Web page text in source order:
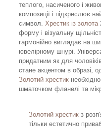
теплого, насиченого і
композиції і підкреслює
символ. Хрестик із золота
форму і візуальну
гармонійно виглядає на
ювелірному шнурі.
придатним як для
стане акцентом в образі,
Золотий хрестик
шматочком фланелі та
Золотий хрестик з
тільки естетично